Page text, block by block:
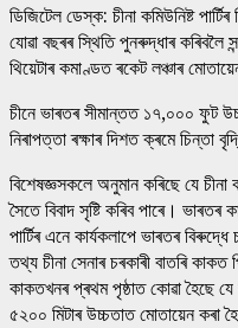
ডিজিটেল ডেস্ক: চীনা কমিউনিষ্ট
যোৱা বছৰৰ স্থিতি পুনৰুদ্ধাৰ কৰিবলৈ
থিয়েটাৰ কমাণ্ডত ৰকেট লঞ্চাৰ
চীনে ভাৰতৰ সীমান্তত ১৭,০০০ ফুট
নিৰাপত্তা ৰক্ষাৰ দিশত ক্ৰমে চিন্তা
বিশেষজ্ঞসকলে অনুমান কৰিছে যে চীনা
সৈতে বিবাদ সৃষ্টি কৰিব পাৰে। ভাৰতৰ
পাৰ্টিৰ এনে কাৰ্যকলাপে ভাৰতৰ
তথ্য চীনা সেনাৰ চৰকাৰী বাতৰি
কাকতখনৰ প্ৰথম পৃষ্ঠাত কোৱা হৈছে যে
৫২০০ মিটাৰ উচ্চতাত মোতায়েন কৰা